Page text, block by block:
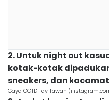
2. Untuk night out
kotak-kotak
sneakers, dan
Gaya OOTD Tay Tawan